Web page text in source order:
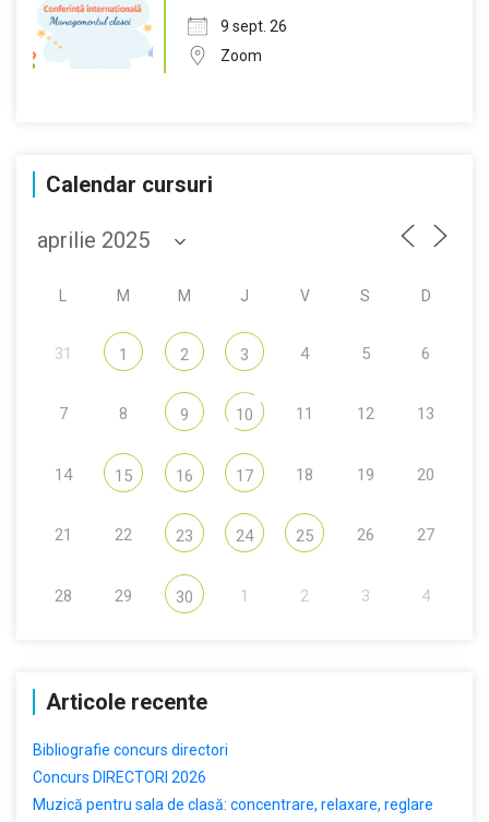
9 sept. 26
Zoom
Calendar cursuri
M M J V S D
31 1 2 3 4 5 6
7 8 9 10 11 12 13
14 15 16 17 18 19 20
21 22 23 24 25 26 27
28 29 30 1 2 3 4
Articole recente
Bibliografie concurs directori
Concurs DIRECTORI 2026
Muzică pentru sala de clasă: concentrare, relaxare, reglare